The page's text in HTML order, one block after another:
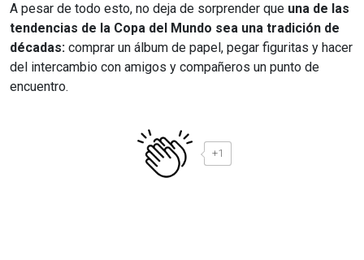
A pesar de todo esto, no deja de sorprender que una de las
tendencias de la Copa del Mundo sea una tradición de
décadas: comprar un álbum de papel, pegar figuritas y hacer
del intercambio con amigos y compañeros un punto de
encuentro.
+1